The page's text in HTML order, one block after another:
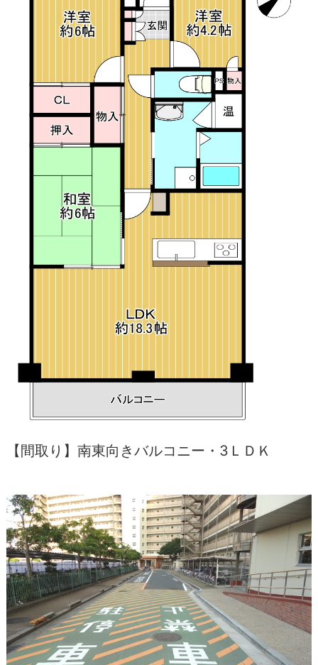
【間取り】南東向きバルコニー・3ＬＤＫ